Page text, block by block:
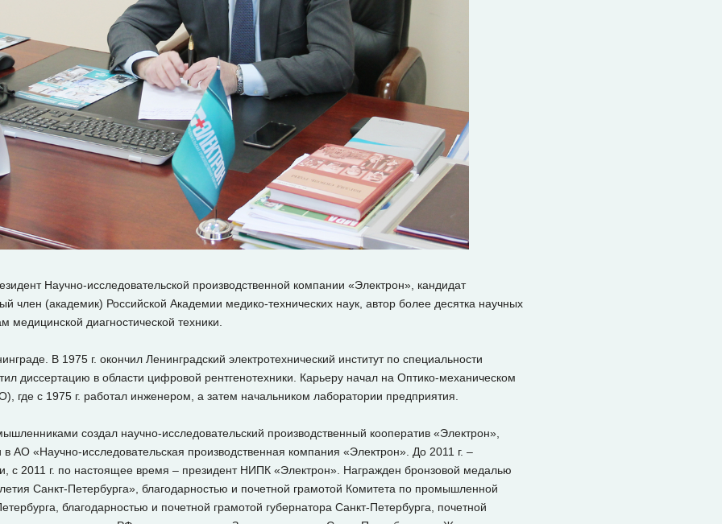
Научно-исследовательской производственной компании «Электрон», кандидат
член (академик) Российской Академии медико-технических наук, автор более десятка научных
медицинской диагностической техники.
В 1975 г. окончил Ленинградский электротехнический институт по специальности
диссертацию в области цифровой рентгенотехники. Карьеру начал на Оптико-механическом
с 1975 г. работал инженером, а затем начальником лаборатории предприятия.
создал научно-исследовательский производственный кооператив «Электрон»,
АО «Научно-исследовательская производственная компания «Электрон». До 2011 г. –
с 2011 г. по настоящее время – президент НИПК «Электрон». Награжден бронзовой медалью
Санкт-Петербурга», благодарностью и почетной грамотой Комитета по промышленной
благодарностью и почетной грамотой губернатора Санкт-Петербурга, почетной